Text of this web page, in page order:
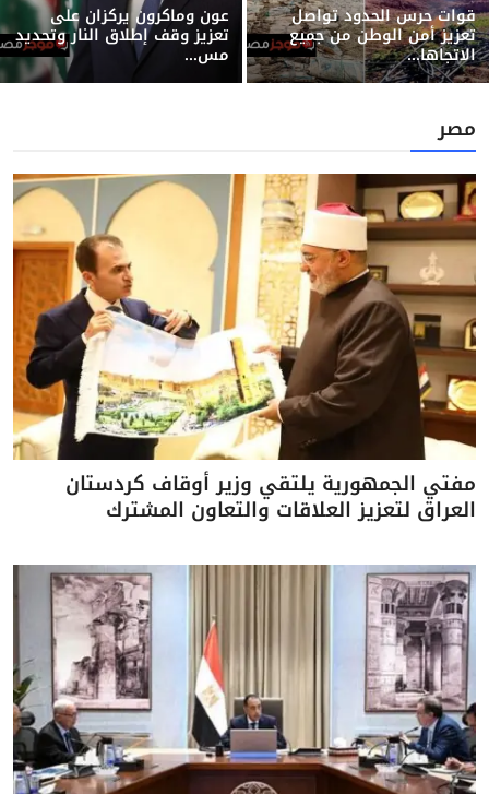
قوات حرس الحدود تواصل
تعزيز أمن الوطن من جميع
الاتجاها...
عون وماكرون يركزان على
تعزيز وقف إطلاق النار وتحديد
مس...
مصر
مفتي الجمهورية يلتقي وزير أوقاف كردستان
العراق لتعزيز العلاقات والتعاون المشترك